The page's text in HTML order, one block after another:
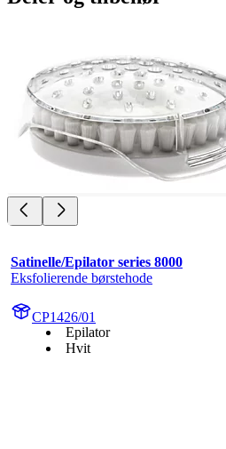
Satinelle/Epilator series 8000
Eksfolierende børstehode
CP1426/01
Epilator
Hvit